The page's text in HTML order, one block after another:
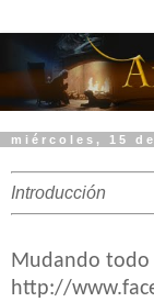
miércoles, 15
Introducción
Mudando todo
http://